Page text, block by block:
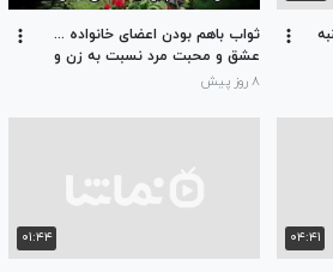
ثواب باهم بودن اعضای خانواده ...
عشق و محبت مرد نسبت به زن و
فرزند
۸ روز پیش
۰۴:۴۱ ۰۱:۴۴